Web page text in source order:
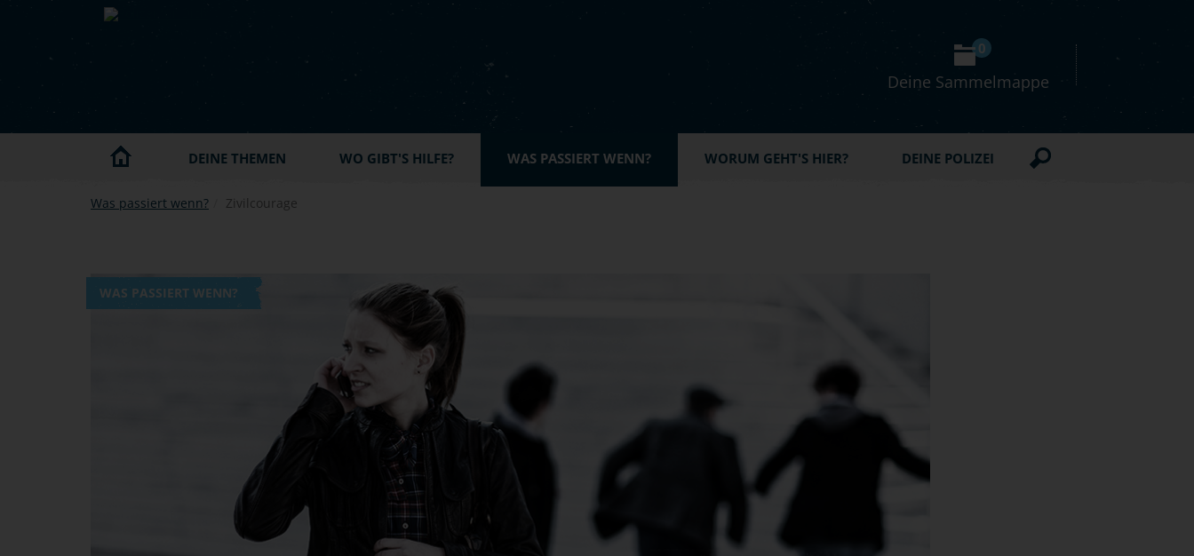
Skip to main content
Deine Sammelmappe
0
DEINE THEMEN WO GIBT'S HILFE? WAS PASSIERT WENN? WORUM GEHT'S HIER? DEINE POLIZEI
Was passiert wenn? Zivilcourage
WAS PASSIERT WENN?